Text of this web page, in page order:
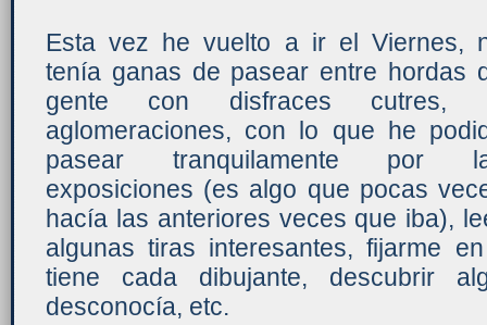
Esta vez he vuelto a ir el Viernes,
tenía ganas de pasear entre hordas
gente con disfraces cutres,
aglomeraciones, con lo que he
pasear tranquilamente por
exposiciones (es algo que pocas
hacía las anteriores veces que iba),
algunas tiras interesantes, fijarme
tiene cada dibujante, descubrir
desconocía, etc.